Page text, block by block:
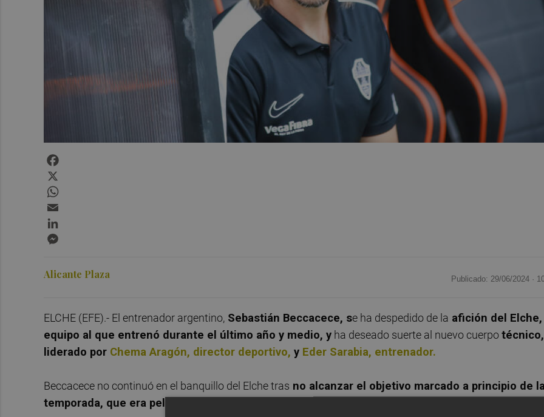
Alicante Plaza Publicado: 29/06/2024 ·
ELCHE (EFE).- El entrenador argentino, Sebastián Beccacece, se ha despedido de la afición del Elche,
equipo al que entrenó durante el último año y medio, y ha deseado suerte al nuevo cuerpotécnico,
liderado por Chema Aragón, director deportivo, y Eder Sarabia, entrenador.
Beccacece no continuó en el banquillo del Elche tras no alcanzar el objetivo marcado a principio de la
temporada, que era pelear por el ascenso a Primera.